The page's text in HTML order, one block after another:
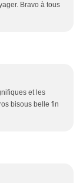
Bravo à tous
et les
bisous belle fin